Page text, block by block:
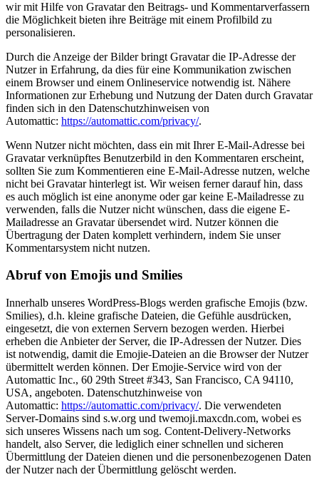
wir mit Hilfe von Gravatar den Beitrags- und Kommentarverfassern
die Möglichkeit bieten ihre Beiträge mit einem Profilbild zu
personalisieren.
Durch die Anzeige der Bilder bringt Gravatar die IP-Adresse der
Nutzer in Erfahrung, da dies für eine Kommunikation zwischen
einem Browser und einem Onlineservice notwendig ist. Nähere
Informationen zur Erhebung und Nutzung der Daten durch Gravatar
finden sich in den Datenschutzhinweisen von
Automattic: https://automattic.com/privacy/.
Wenn Nutzer nicht möchten, dass ein mit Ihrer E-Mail-Adresse bei
Gravatar verknüpftes Benutzerbild in den Kommentaren erscheint,
sollten Sie zum Kommentieren eine E-Mail-Adresse nutzen, welche
nicht bei Gravatar hinterlegt ist. Wir weisen ferner darauf hin, dass
es auch möglich ist eine anonyme oder gar keine E-Mailadresse zu
verwenden, falls die Nutzer nicht wünschen, dass die eigene E-
Mailadresse an Gravatar übersendet wird. Nutzer können die
Übertragung der Daten komplett verhindern, indem Sie unser
Kommentarsystem nicht nutzen.
Abruf von Emojis und Smilies
Innerhalb unseres WordPress-Blogs werden grafische Emojis (bzw.
Smilies), d.h. kleine grafische Dateien, die Gefühle ausdrücken,
eingesetzt, die von externen Servern bezogen werden. Hierbei
erheben die Anbieter der Server, die IP-Adressen der Nutzer. Dies
ist notwendig, damit die Emojie-Dateien an die Browser der Nutzer
übermittelt werden können. Der Emojie-Service wird von der
Automattic Inc., 60 29th Street #343, San Francisco, CA 94110,
USA, angeboten. Datenschutzhinweise von
Automattic: https://automattic.com/privacy/. Die verwendeten
Server-Domains sind s.w.org und twemoji.maxcdn.com, wobei es
sich unseres Wissens nach um sog. Content-Delivery-Networks
handelt, also Server, die lediglich einer schnellen und sicheren
Übermittlung der Dateien dienen und die personenbezogenen Daten
der Nutzer nach der Übermittlung gelöscht werden.